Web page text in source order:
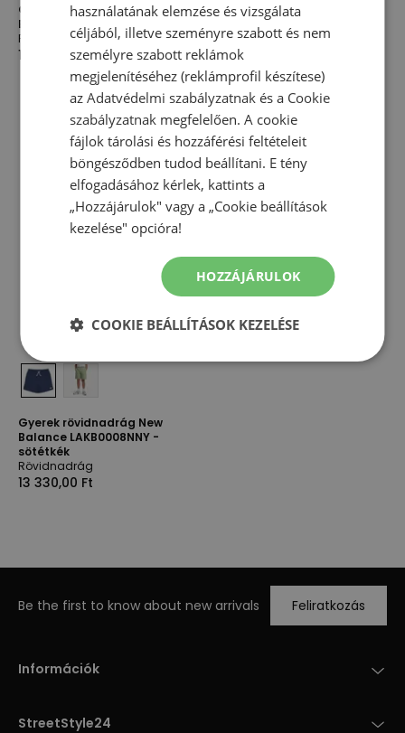
Gyerek rövidnadrág New
Balance YB6148O8BK - fekete
Rövidnadrág
14 160,00 Ft
Gyerek rövidnadrág New
Balance LAKG0006LIN - bézs
Rövidnadrág
9 990,00 Ft
-29%
Gyerek rövidnadrág New
Balance LAKB0008NNY -
sötétkék
Rövidnadrág
13 330,00 Ft
Be the first to know about new arrivals Feliratkozás
Információk
StreetStyle24
használatának elemzése és vizsgálata
céljából, illetve szeményre szabott és nem
személyre szabott reklámok
megjelenítéséhez (reklámprofil készítese)
azAdatvédelmi szabályzatnak és a Cookie
szabályzatnak megfelelően. A cookie
fájlok tárolási és hozzáférési feltételeit
böngésződben tudod beállítani. E tény
elfogadásához kérlek, kattints a
„Hozzájárulok" vagy a „Cookie beállítások
kezelése" opcióra!
HOZZÁJÁRULOK
COOKIE BEÁLLÍTÁSOK KEZELÉSE